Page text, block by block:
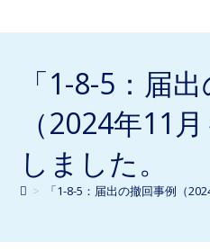
「1-8-5：届
（2024年11
しました。
> 「1-8-5：届出の撤回事例（